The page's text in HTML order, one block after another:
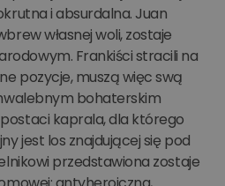
i absurdalna. Juan
własnej woli, zostaje
Frankiści stracili na
pozycje, muszą więc swą
bohaterskim
kaprala, dla którego
jest los znajdującej się pod
przedstawiona zostaje